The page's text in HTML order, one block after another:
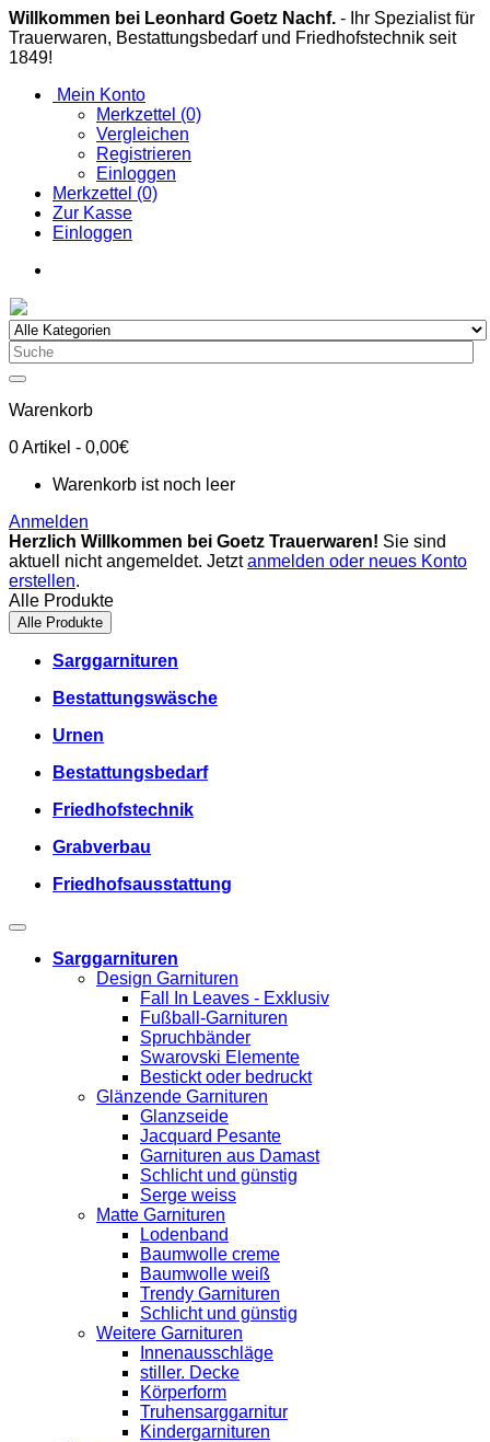
Willkommen bei Leonhard Goetz Nachf. - Ihr Spezialist für
Trauerwaren, Bestattungsbedarf und Friedhofstechnik seit
1849!
Mein Konto
Merkzettel (0)
Vergleichen
Registrieren
Einloggen
Merkzettel (0)
Zur Kasse
Einloggen
Warenkorb
0Artikel - 0,00€
Warenkorb ist noch leer
Anmelden
Herzlich Willkommen bei Goetz Trauerwaren! Sie sind
aktuell nicht angemeldet. Jetztanmelden oder neues Konto
erstellen.
Alle Produkte
Alle Produkte
Sarggarnituren
Bestattungswäsche
Urnen
Bestattungsbedarf
Friedhofstechnik
Grabverbau
Friedhofsausstattung
Sarggarnituren
Design Garnituren
Fall In Leaves - Exklusiv
Fußball-Garnituren
Spruchbänder
Swarovski Elemente
Bestickt oder bedruckt
Glänzende Garnituren
Glanzseide
Jacquard Pesante
Garnituren aus Damast
Schlicht und günstig
Serge weiss
Matte Garnituren
Lodenband
Baumwolle creme
Baumwolle weiß
Trendy Garnituren
Schlicht und günstig
Weitere Garnituren
Innenausschläge
stiller. Decke
Körperform
Truhensarggarnitur
Kindergarnituren